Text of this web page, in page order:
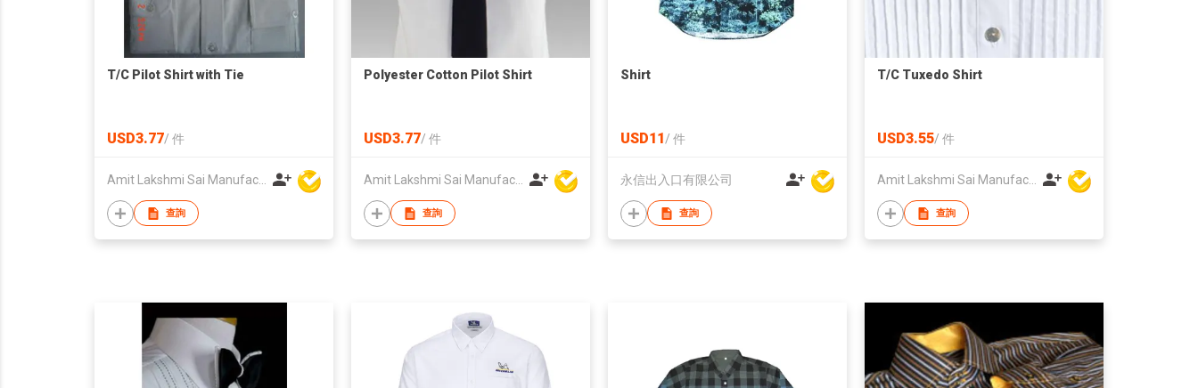
T/C Pilot Shirt with Tie
USD3.77/ 件
查詢
Polyester Cotton Pilot Shirt
USD3.77/ 件
查詢
Shirt
USD11/ 件
永信出入口有限公司
查詢
T/C Tuxedo Shirt
USD3.55/ 件
查詢